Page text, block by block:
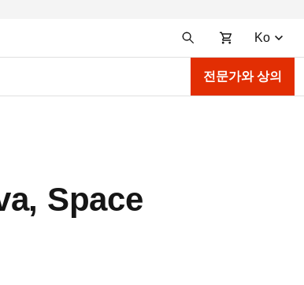
Ko
전문가와 상의
Space